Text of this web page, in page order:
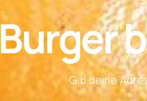
Burger
Gib deine